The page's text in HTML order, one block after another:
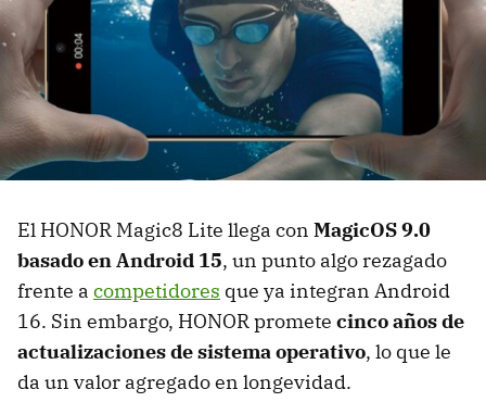
El HONOR Magic8 Lite llega con MagicOS 9.0
basado en Android 15, un punto algo rezagado
frente a competidores que ya integran Android
16. Sin embargo, HONOR promete cinco años de
actualizaciones de sistema operativo, lo que le
da un valor agregado en longevidad.